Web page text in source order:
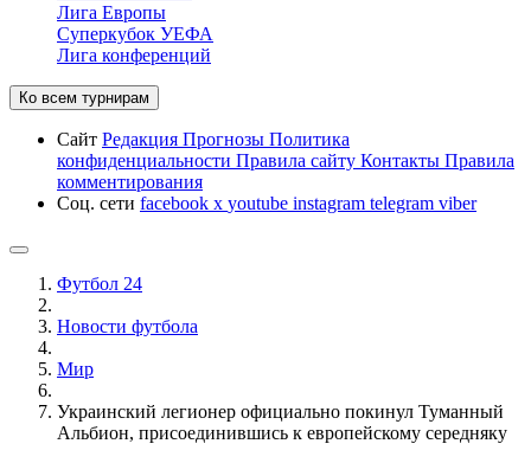
Лига Европы
Суперкубок УЕФА
Лига конференций
Ко всем турнирам
Сайт Редакция Прогнозы Политика
конфиденциальности Правила сайту Контакты Правила
комментирования
Соц. сети facebook x youtube instagram telegram viber
Футбол 24
Новости футбола
Мир
Украинский легионер официально покинул Туманный
Альбион, присоединившись к европейскому середняку